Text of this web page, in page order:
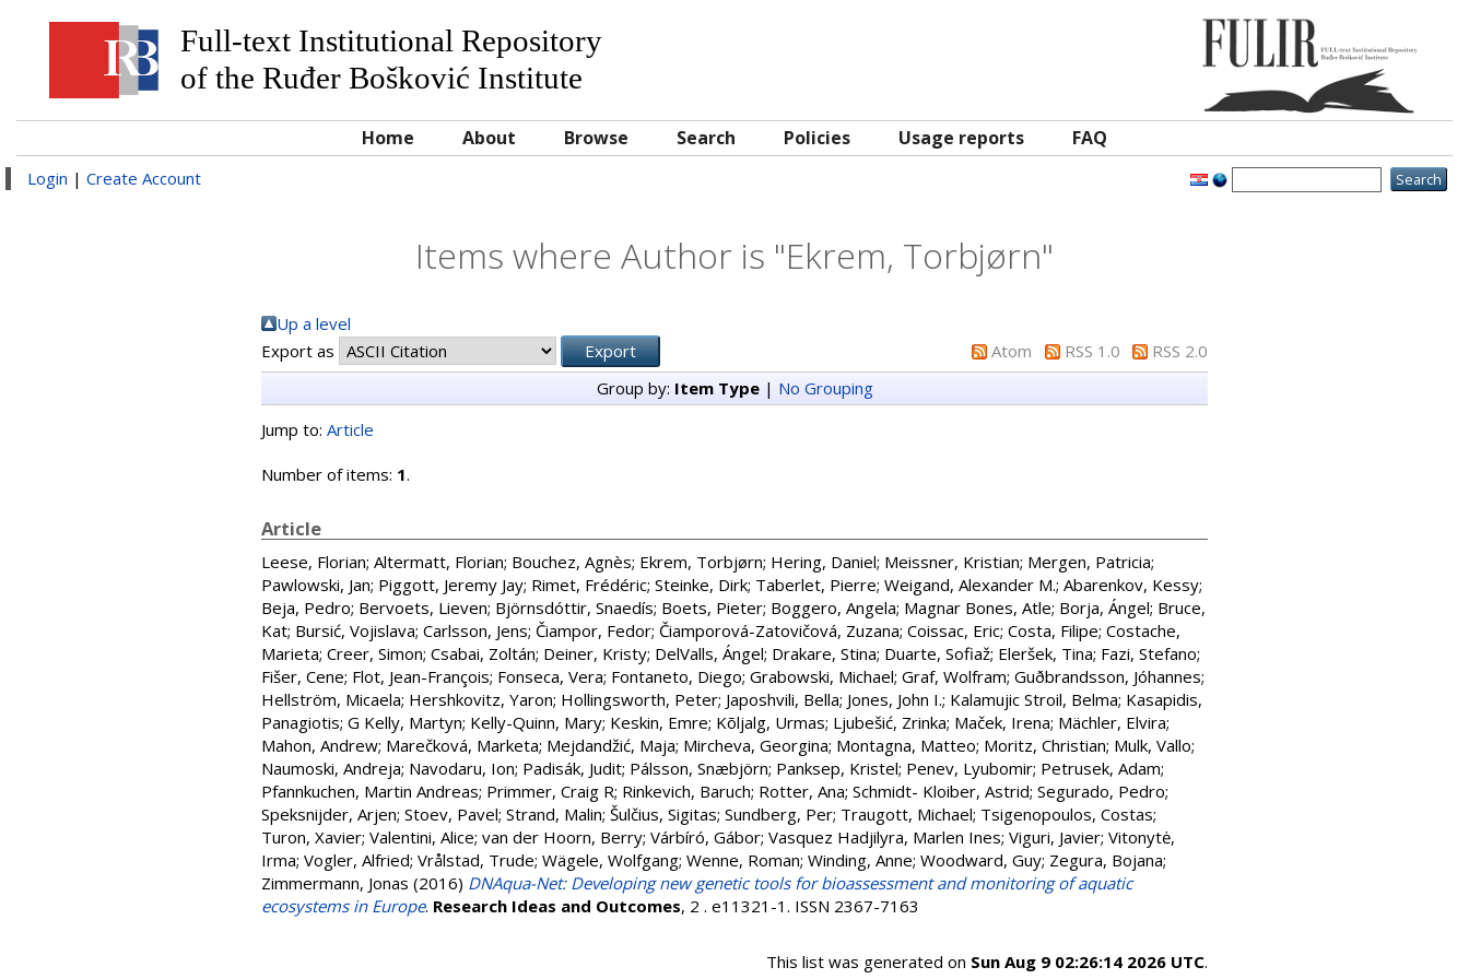
Full-text Institutional Repository
of the Ruđer Bošković Institute
Home About Browse Search Policies Usage reports FAQ
Login | Create Account
Items where Author is "Ekrem, Torbjørn"
Up a level
Export as
Atom RSS 1.0
RSS 2.0
Group by: Item Type| No Grouping
Jump to: Article
Number of items: 1.
Article
Leese, Florian; Altermatt, Florian; Bouchez, Agnès; Ekrem, Torbjørn; Hering, Daniel; Meissner, Kristian; Mergen, Patricia;
Pawlowski, Jan; Piggott, Jeremy Jay; Rimet, Frédéric; Steinke, Dirk; Taberlet, Pierre; Weigand, Alexander M.; Abarenkov, Kessy;
Beja, Pedro; Bervoets, Lieven; Björnsdóttir, Snaedís; Boets, Pieter; Boggero, Angela; Magnar Bones, Atle; Borja, Ángel; Bruce,
Kat; Bursić, Vojislava; Carlsson, Jens; Čiampor, Fedor; Čiamporová-Zatovičová, Zuzana; Coissac, Eric; Costa, Filipe; Costache,
Marieta; Creer, Simon; Csabai, Zoltán; Deiner, Kristy; DelValls, Ángel; Drakare, Stina; Duarte, Sofiaž; Eleršek, Tina; Fazi, Stefano;
Fišer, Cene; Flot, Jean-François; Fonseca, Vera; Fontaneto, Diego; Grabowski, Michael; Graf, Wolfram; Guðbrandsson, Jóhannes;
Hellström, Micaela; Hershkovitz, Yaron; Hollingsworth, Peter; Japoshvili, Bella; Jones, John I.; Kalamujic Stroil, Belma; Kasapidis,
Panagiotis; G Kelly, Martyn; Kelly-Quinn, Mary; Keskin, Emre; Kõljalg, Urmas; Ljubešić, Zrinka; Maček, Irena; Mächler, Elvira;
Mahon, Andrew; Marečková, Marketa; Mejdandžić, Maja; Mircheva, Georgina; Montagna, Matteo; Moritz, Christian; Mulk, Vallo;
Naumoski, Andreja; Navodaru, Ion; Padisák, Judit; Pálsson, Snæbjörn; Panksep, Kristel; Penev, Lyubomir; Petrusek, Adam;
Pfannkuchen, Martin Andreas; Primmer, Craig R; Rinkevich, Baruch; Rotter, Ana; Schmidt- Kloiber, Astrid; Segurado, Pedro;
Speksnijder, Arjen; Stoev, Pavel; Strand, Malin; Šulčius, Sigitas; Sundberg, Per; Traugott, Michael; Tsigenopoulos, Costas;
Turon, Xavier; Valentini, Alice; van der Hoorn, Berry; Várbíró, Gábor; Vasquez Hadjilyra, Marlen Ines; Viguri, Javier; Vitonytė,
Irma; Vogler, Alfried; Vrålstad, Trude; Wägele, Wolfgang; Wenne, Roman; Winding, Anne; Woodward, Guy; Zegura, Bojana;
Zimmermann, Jonas (2016) DNAqua-Net: Developing new genetic tools for bioassessment and monitoring of aquatic
ecosystems in Europe. Research Ideas and Outcomes, 2 . e11321-1. ISSN 2367-7163
This list was generated on Sun Aug 9 02:26:14 2026 UTC.